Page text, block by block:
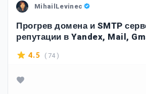
MihailLevinec
Прогрев домена и SMTP
репутации в Yandex, Mail,
4.5 ( 74 )